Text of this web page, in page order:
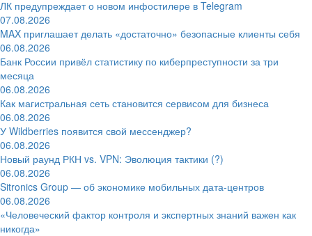
ЛК предупреждает о новом инфостилере в Telegram
07.08.2026
MAX приглашает делать «достаточно» безопасные клиенты себя
06.08.2026
Банк России привёл статистику по киберпреступности за три
месяца
06.08.2026
Как магистральная сеть становится сервисом для бизнеса
06.08.2026
У Wildberries появится свой мессенджер?
06.08.2026
Новый раунд РКН vs. VPN: Эволюция тактики (?)
06.08.2026
Sitronics Group — об экономике мобильных дата-центров
06.08.2026
«Человеческий фактор контроля и экспертных знаний важен как
никогда»